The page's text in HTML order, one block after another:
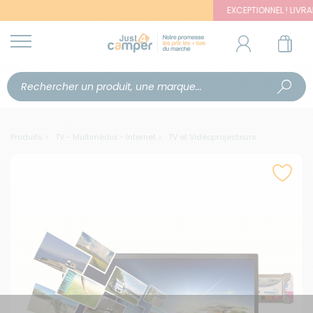
EXCEPTIONNEL !
Produits TV - Multimédia - Internet TV et Vidéoprojecteurs